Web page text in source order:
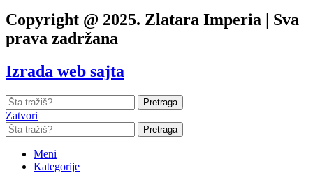
Copyright @ 2025. Zlatara Imperia | Sva
prava zadržana
Izrada web sajta
Pretraga
Zatvori
Pretraga
Meni
Kategorije